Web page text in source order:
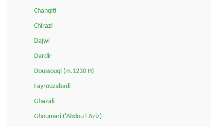
Chanqiti
Chirazi
Dajwi
Dardir
Doussouqi (m.1230 H)
Fayrouzabadi
Ghazali
Ghoumari ('Abdou l-Aziz)